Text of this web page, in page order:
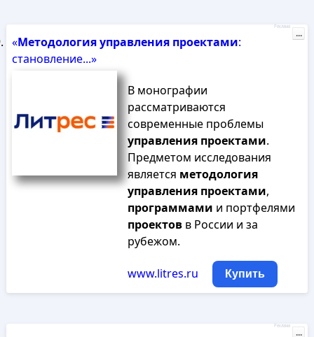
«Методологияуправления проектами:
становление...»
В монографии
рассматриваются
современные проблемы
управления проектами.
Предметом исследования
является методология
управления проектами,
программами и портфелями
проектовв России и за
рубежом.
www.litres.ru Купить
Реклама
...
Реклама
...